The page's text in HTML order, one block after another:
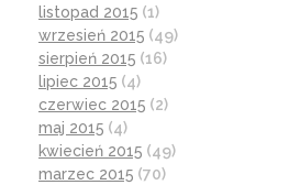
listopad 2015 (1)
wrzesień 2015 (49)
sierpień 2015 (16)
lipiec 2015 (4)
czerwiec 2015 (2)
maj 2015 (4)
kwiecień 2015 (49)
marzec 2015 (70)